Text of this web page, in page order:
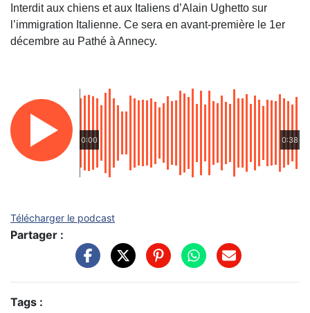
Interdit aux chiens et aux Italiens d’Alain Ughetto sur
l’immigration Italienne. Ce sera en avant-première le 1er
décembre au Pathé à Annecy.
0:00 0:38
Télécharger le podcast
Partager :
Tags :